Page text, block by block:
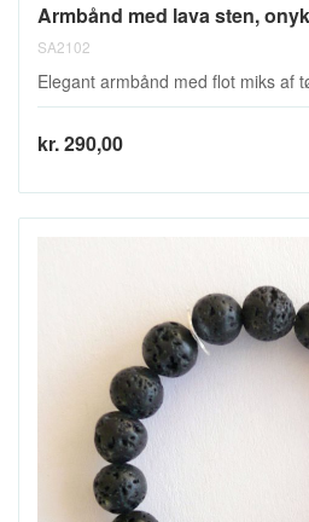
Armbånd med lava sten,
SA2102
Elegant armbånd med flot miks af
kr. 290,00